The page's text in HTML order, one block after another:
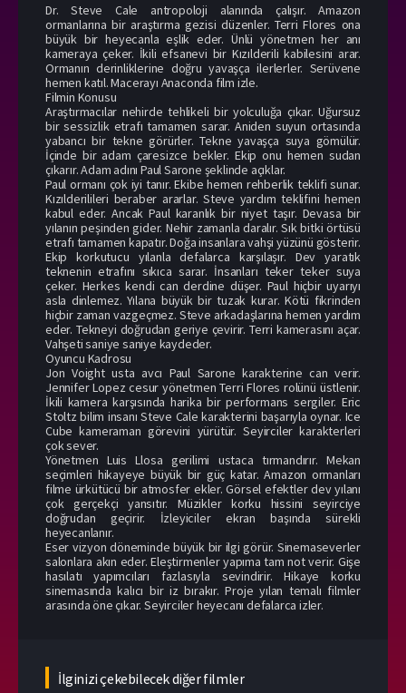
Dr. Steve Cale antropoloji alanında çalışır. Amazon
ormanlarına bir araştırma gezisi düzenler. Terri Flores ona
büyük bir heyecanla eşlik eder. Ünlü yönetmen her anı
kameraya çeker. İkili efsanevi bir Kızılderili kabilesini arar.
Ormanın derinliklerine doğru yavaşça ilerlerler. Serüvene
hemen katıl. Macerayı Anaconda film izle.
Filmin Konusu
Araştırmacılar nehirde tehlikeli bir yolculuğa çıkar. Uğursuz
bir sessizlik etrafı tamamen sarar. Aniden suyun ortasında
yabancı bir tekne görürler. Tekne yavaşça suya gömülür.
İçinde bir adam çaresizce bekler. Ekip onu hemen sudan
çıkarır. Adam adını Paul Sarone şeklinde açıklar.
Paul ormanı çok iyi tanır. Ekibe hemen rehberlik teklifi sunar.
Kızılderilileri beraber ararlar. Steve yardım teklifini hemen
kabul eder. Ancak Paul karanlık bir niyet taşır. Devasa bir
yılanın peşinden gider. Nehir zamanla daralır. Sık bitki örtüsü
etrafı tamamen kapatır. Doğa insanlara vahşi yüzünü gösterir.
Ekip korkutucu yılanla defalarca karşılaşır. Dev yaratık
teknenin etrafını sıkıca sarar. İnsanları teker teker suya
çeker. Herkes kendi can derdine düşer. Paul hiçbir uyarıyı
asla dinlemez. Yılana büyük bir tuzak kurar. Kötü fikrinden
hiçbir zaman vazgeçmez. Steve arkadaşlarına hemen yardım
eder. Tekneyi doğrudan geriye çevirir. Terri kamerasını açar.
Vahşeti saniye saniye kaydeder.
Oyuncu Kadrosu
Jon Voight usta avcı Paul Sarone karakterine can verir.
Jennifer Lopez cesur yönetmen Terri Flores rolünü üstlenir.
İkili kamera karşısında harika bir performans sergiler. Eric
Stoltz bilim insanı Steve Cale karakterini başarıyla oynar. Ice
Cube kameraman görevini yürütür. Seyirciler karakterleri
çok sever.
Yönetmen Luis Llosa gerilimi ustaca tırmandırır. Mekan
seçimleri hikayeye büyük bir güç katar. Amazon ormanları
filme ürkütücü bir atmosfer ekler. Görsel efektler dev yılanı
çok gerçekçi yansıtır. Müzikler korku hissini seyirciye
doğrudan geçirir. İzleyiciler ekran başında sürekli
heyecanlanır.
Eser vizyon döneminde büyük bir ilgi görür. Sinemaseverler
salonlara akın eder. Eleştirmenler yapıma tam not verir. Gişe
hasılatı yapımcıları fazlasıyla sevindirir. Hikaye korku
sinemasında kalıcı bir iz bırakır. Proje yılan temalı filmler
arasında öne çıkar. Seyirciler heyecanı defalarca izler.
İlginizi çekebilecek diğer filmler